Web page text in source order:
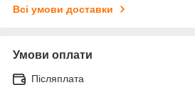
Всі умови доставки
Умови оплати
Післяплата